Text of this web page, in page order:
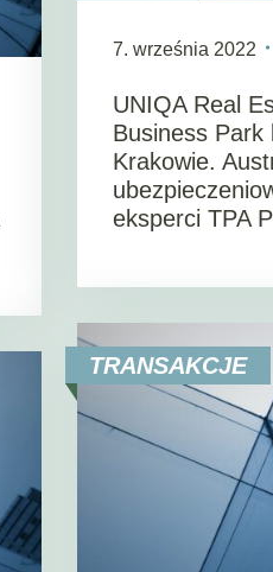
7. września 2022
UNIQA Real
Business Park
Krakowie.
eksperci TPA
TRANSAKCJE